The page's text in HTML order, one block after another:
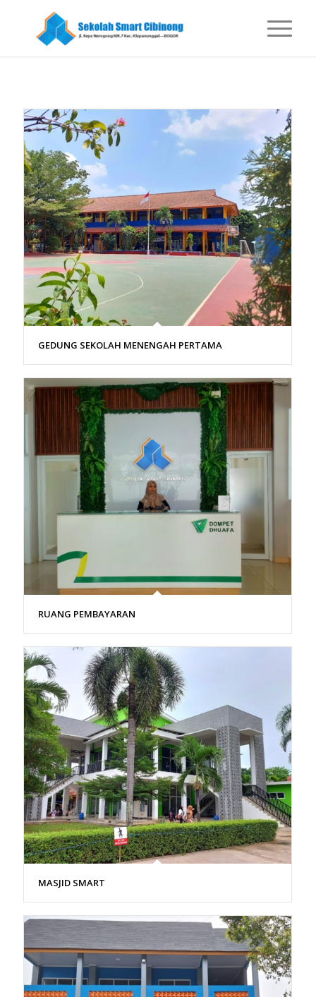
GEDUNG SEKOLAH MENENGAH PERTAMA
RUANG PEMBAYARAN
MASJID SMART